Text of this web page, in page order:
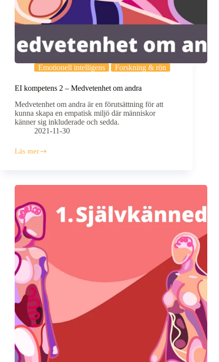
Emotionell intelligens Forskning & rön
EI kompetens 2 – Medvetenhet om andra
Medvetenhet om andra är en förutsättning för att
kunna skapa en empatisk miljö där människor
känner sig inkluderade och sedda.
2021-11-30
Läs mer
EI
Medvetenhet
andra